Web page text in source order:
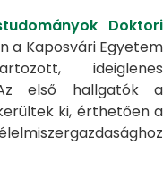
Doktori
a Kaposvári Egyetem
ideiglenes
első hallgatók a
ki, érthetően a